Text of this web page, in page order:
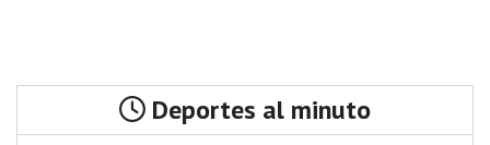
Deportes al minuto